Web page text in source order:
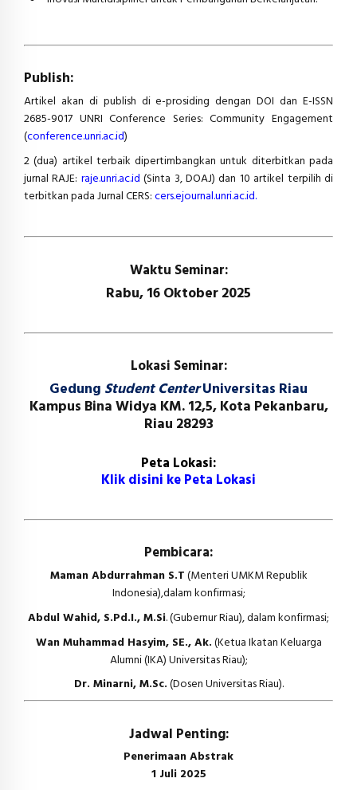
Publish:
Artikel akan di publish di e-prosiding dengan DOI dan E-ISSN
2685-9017 UNRI Conference Series: Community Engagement
(conference.unri.ac.id)
2 (dua) artikel terbaik dipertimbangkan untuk diterbitkan pada
jurnal RAJE: raje.unri.ac.id (Sinta 3, DOAJ) dan 10 artikel terpilih di
terbitkan pada Jurnal CERS: cers.ejournal.unri.ac.id.
Waktu Seminar:
Rabu, 16 Oktober 2025
Lokasi Seminar:
Gedung Student CenterUniversitas Riau
Kampus Bina Widya KM. 12,5, Kota Pekanbaru,
Riau 28293
Peta Lokasi:
Klik disini ke Peta Lokasi
Pembicara:
Maman Abdurrahman S.T (Menteri UMKM Republik
Indonesia),dalam konfirmasi;
Abdul Wahid, S.Pd.I., M.Si. (Gubernur Riau), dalam konfirmasi;
Wan Muhammad Hasyim, SE., Ak. (Ketua Ikatan Keluarga
Alumni (IKA) Universitas Riau);
Dr. Minarni, M.Sc. (Dosen Universitas Riau).
Jadwal Penting:
Penerimaan Abstrak
1 Juli 2025